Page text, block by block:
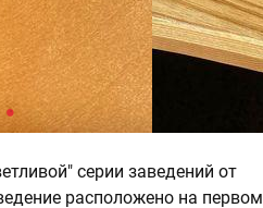
серии заведений от
расположено на первом